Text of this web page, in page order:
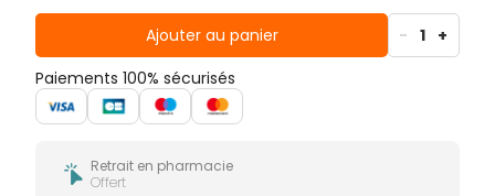
Ajouter au panier - 1 +
Paiements 100% sécurisés
Retrait en pharmacie
Offert